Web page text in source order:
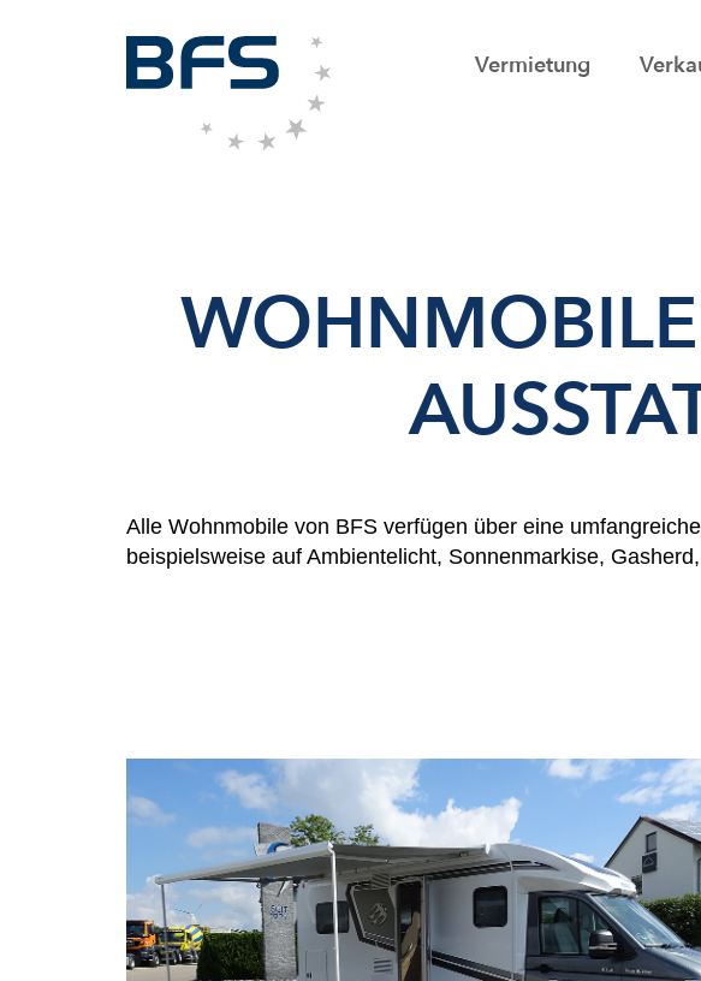
Vermietung
Alle Wohnmobile von BFS verfügen über eine
beispielsweise auf Ambientelicht, Sonnenmarkise,